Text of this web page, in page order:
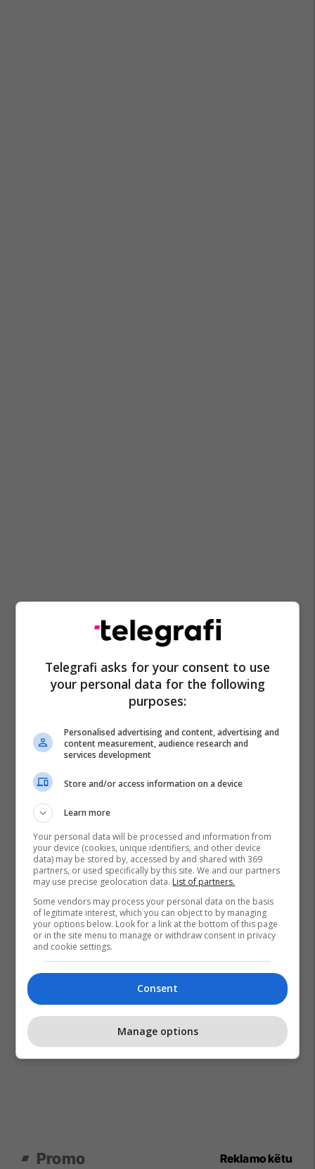
Ziadin Sela Zulfi Adili
Aleanca Për Shqiptarët
Promo Reklamo këtu
Telegrafi asks for your consent to use
your personal data for the following
purposes:
Personalised advertising and content, advertising and
content measurement, audience research and
services development
Store and/or access information on a device
Learn more
Your personal data will be processed and information from
your device (cookies, unique identifiers, and other device
data) may be stored by, accessed by and shared with 369
partners, or used specifically by this site. We and our partners
may use precise geolocation data. List of partners.
Some vendors may process your personal data on the basis
of legitimate interest, which you can object to by managing
your options below. Look for a link at the bottom of this page
or in the site menu to manage or withdraw consent in privacy
and cookie settings.
Consent
Manage options